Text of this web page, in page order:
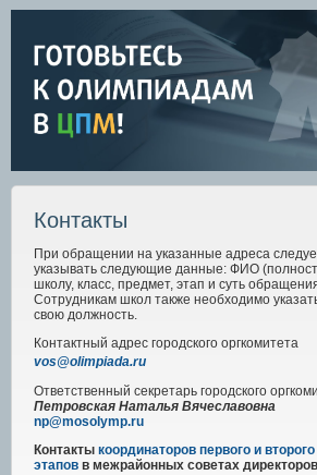
Контакты
При обращении на указанные адреса
указывать следующие данные: ФИО
школу, класс, предмет, этап и суть
Сотрудникам школ также необходимо
свою должность.
Контактный адрес городского оргкомитета
vos@olimpiada.ru
Ответственный секретарь городского
Петровская Наталья Вячеславовна
np@mosolymp.ru
Контакты координаторов первого и второго
этапов в межрайонных советах